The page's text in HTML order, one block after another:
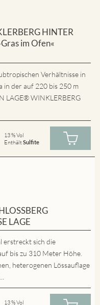
HINTER
im Ofen«
Verhältnisse in
in der auf 220 bis 250 m
LAGE® WINKLERBERG
13 % Vol
EnthältSulfite
LAGE
erstreckt sich die
bis zu 310 Meter Höhe.
heterogenen Lössauflage
13 % Vol